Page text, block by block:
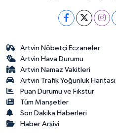
Artvin Nöbetçi Eczaneler
Artvin Hava Durumu
Artvin Namaz Vakitleri
Artvin Trafik Yoğunluk Haritası
Puan Durumu ve Fikstür
Tüm Manşetler
Son Dakika Haberleri
Haber Arşivi